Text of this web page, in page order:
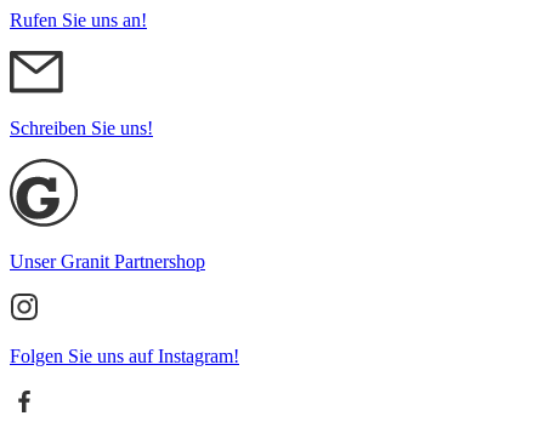
Rufen Sie uns an!
Schreiben Sie uns!
Unser Granit Partnershop
Folgen Sie uns auf Instagram!